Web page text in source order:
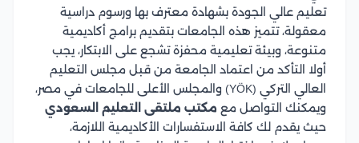
تعليم عالي الجودة بشهادة معترف بها ورسوم دراسية
معقولة، تتميز هذه الجامعات بتقديم برامج أكاديمية
متنوعة، وبيئة تعليمية محفزة تشجع على الابتكار، يجب
أولا التأكد من اعتماد الجامعة من قبل مجلس التعليم
العالي التركي (YÖK) والمجلس الأعلى للجامعات في مصر،
ويمكنك التواصل مع مكتب ملتقى التعليم السعودي
حيث يقدم لك كافة الاستفسارات الأكاديمية اللازمة،